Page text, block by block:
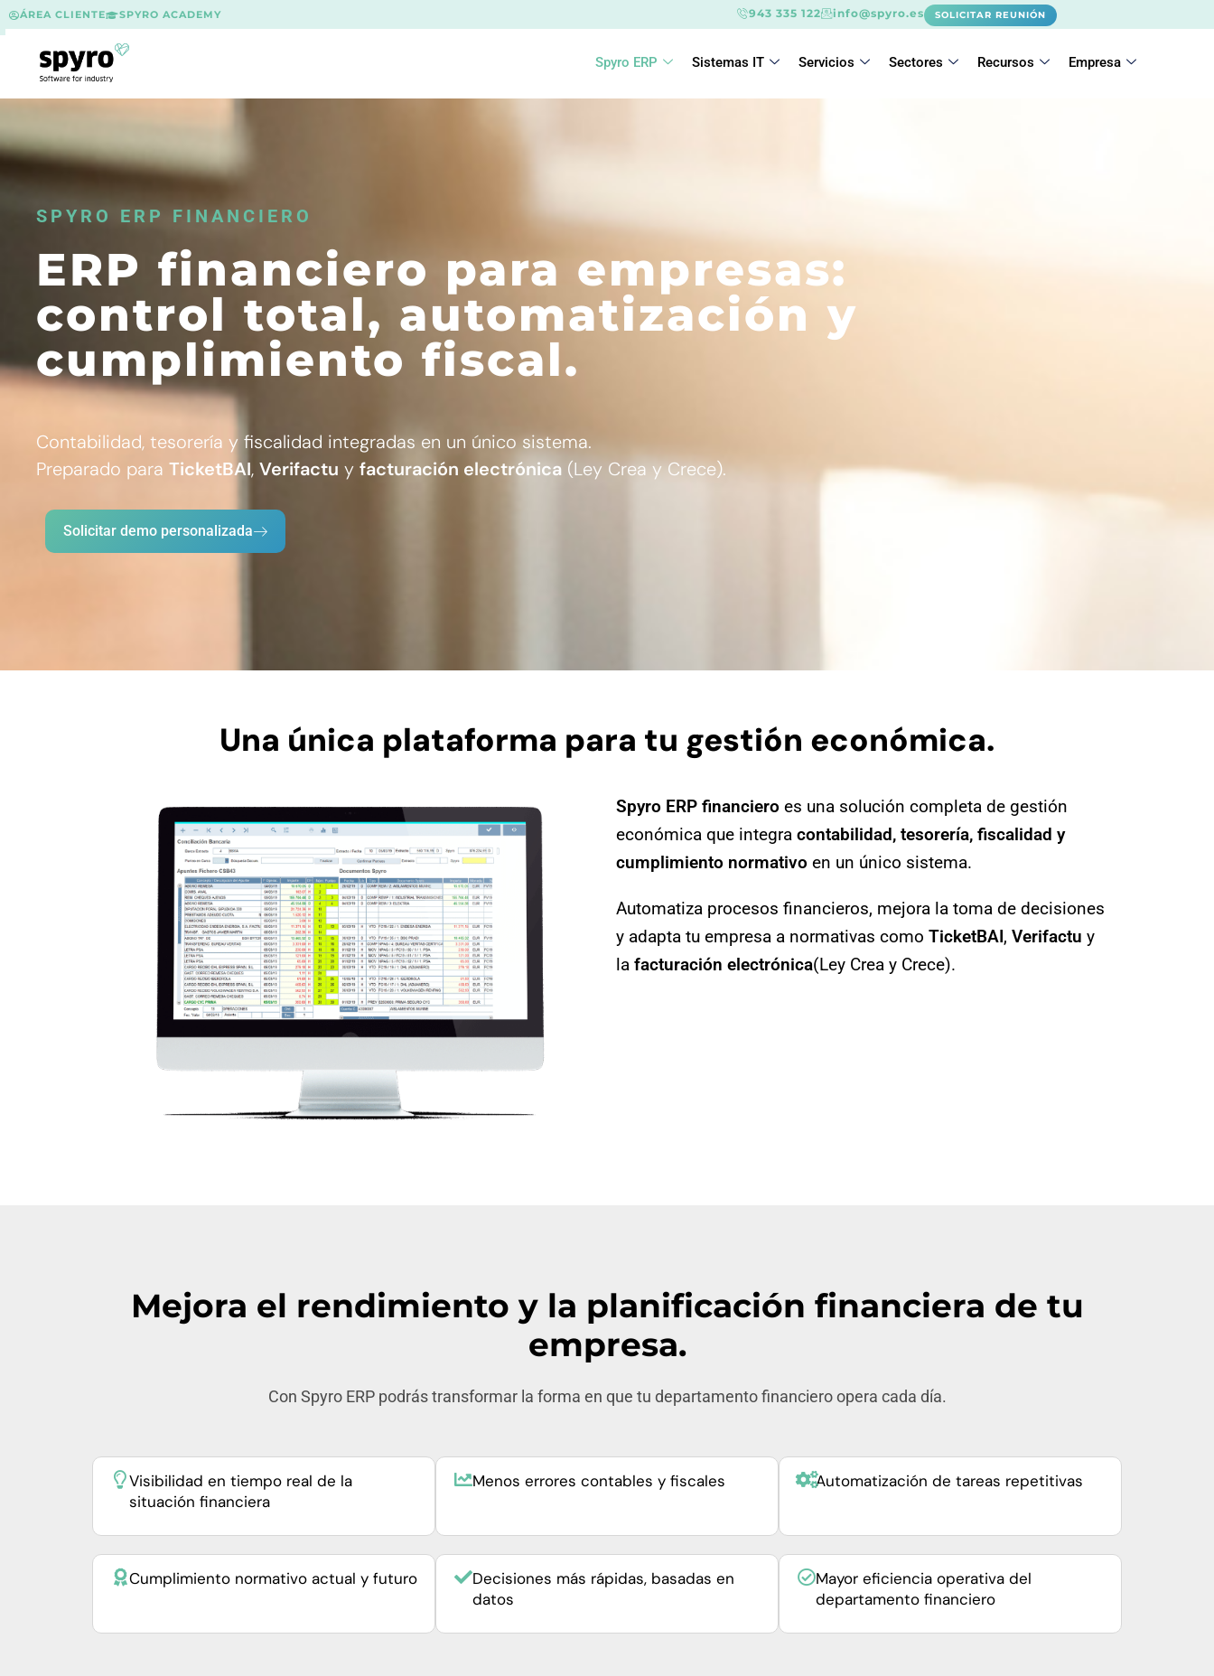
ÁREA CLIENTE SPYRO ACADEMY 943 335 122 info@spyro.es SOLICITAR REUNIÓN
Spyro ERP Sistemas IT Servicios Sectores Recursos Empresa
SPYRO ERP FINANCIERO
ERP financiero para empresas:
control total, automatización y
cumplimiento fiscal.
Contabilidad, tesorería y fiscalidad integradas en un único sistema.
Preparado para TicketBAI, Verifactu y facturación electrónica (Ley Crea y Crece).
Solicitar demo personalizada
Una única plataforma para tu gestión económica.
Spyro ERP financiero es una solución completa de gestión
económica que integra contabilidad, tesorería, fiscalidad y
cumplimiento normativo en un único sistema.
Automatiza procesos financieros, mejora la toma de decisiones
y adapta tu empresa a normativas como TicketBAI, Verifactu y
la facturación electrónica(Ley Crea y Crece).
Mejora el rendimiento y la planificación financiera de tu
empresa.
Con Spyro ERP podrás transformar la forma en que tu departamento financiero opera cada día.
Visibilidad en tiempo real de la
situación financiera
Menos errores contables y fiscales Automatización de tareas repetitivas
Cumplimiento normativo actual y futuro
Decisiones más rápidas, basadas en
datos
Mayor eficiencia operativa del
departamento financiero